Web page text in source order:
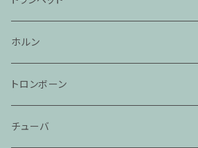
ホルン
トロンボーン
チューバ